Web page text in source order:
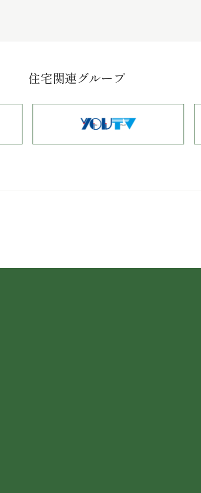
住宅関連グループ